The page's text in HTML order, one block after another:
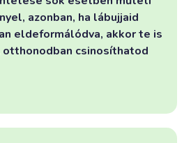
azonban, ha lábujjaid
eldeformálódva, akkor te is
csinosíthatod